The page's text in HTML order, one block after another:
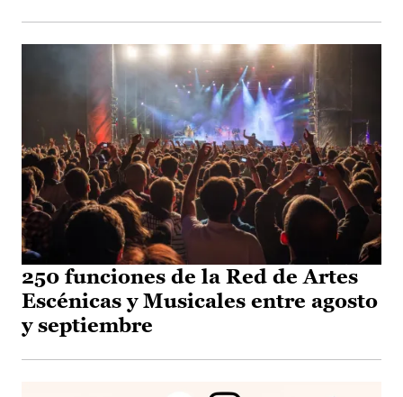
250 funciones de la Red de Artes
Escénicas y Musicales entre agosto
y septiembre